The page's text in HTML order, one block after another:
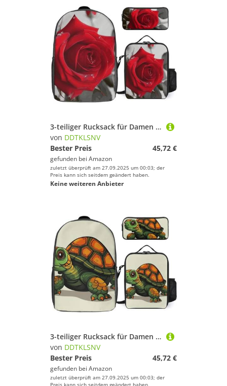
3-teiliger Rucksack für Damen und Herren, leicht, lässig, Tagesrucksack, Schultertaschen-Set mit isolierter Lunchtasche und Federmäppchen, Rot / Rose 2
von DDTKLSNV
Bester Preis
45,72 €
gefunden bei Amazon
zuletzt überprüft am 27.09.2025 um 00:03; der
Preis kann sich seitdem geändert haben.
Keine weiteren Anbieter
3-teiliger Rucksack für Damen und Herren, leicht, lässig, Tagesrucksack, Schultertaschen-Set mit isolierter Lunchtasche und Federmäppchen, Cartoon-Schildkröten-Illustration
von DDTKLSNV
Bester Preis
45,72 €
gefunden bei Amazon
zuletzt überprüft am 27.09.2025 um 00:03; der
Preis kann sich seitdem geändert haben.